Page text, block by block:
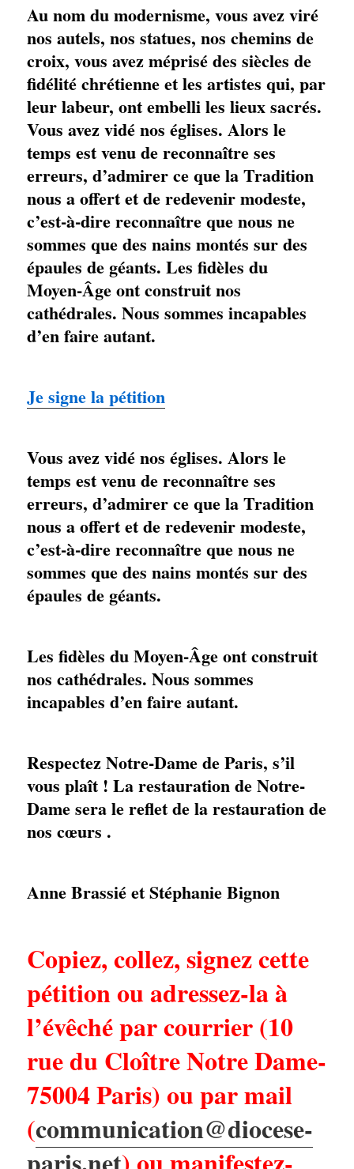
Au nom du modernisme, vous avez viré
nos autels, nos statues, nos chemins de
croix, vous avez méprisé des siècles de
fidélité chrétienne et les artistes qui, par
leur labeur, ont embelli les lieux sacrés.
Vous avez vidé nos églises. Alors le
temps est venu de reconnaître ses
erreurs, d’admirer ce que la Tradition
nous a offert et de redevenir modeste,
c’est-à-dire reconnaître que nous ne
sommes que des nains montés sur des
épaules de géants. Les fidèles du
Moyen-Âge ont construit nos
cathédrales. Nous sommes incapables
d’en faire autant.
Je signe la pétition
Vous avez vidé nos églises. Alors le
temps est venu de reconnaître ses
erreurs, d’admirer ce que la Tradition
nous a offert et de redevenir modeste,
c’est-à-dire reconnaître que nous ne
sommes que des nains montés sur des
épaules de géants.
Les fidèles du Moyen-Âge ont construit
nos cathédrales. Nous sommes
incapables d’en faire autant.
Respectez Notre-Dame de Paris, s’il
vous plaît ! La restauration de Notre-
Dame sera le reflet de la restauration de
nos cœurs .
Anne Brassié et Stéphanie Bignon
Copiez, collez, signez cette
pétition ou adressez-la à
l’évêché par courrier (10
rue du Cloître Notre Dame-
75004 Paris) ou par mail
(communication@diocese-